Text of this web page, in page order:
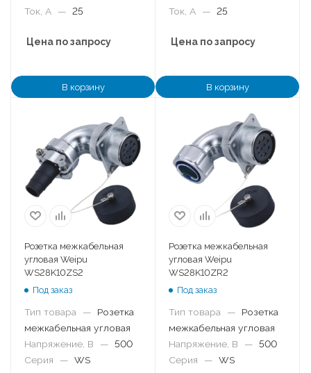
Ток, А
— 25
Цена по запросу
В корзину
Ток, А
— 25
Цена по запросу
В корзину
Розетка межкабельная
угловая Weipu
WS28K10ZS2
Под заказ
Тип товара —
Розетка
межкабельная угловая
Напряжение, В
— 500
Серия
— WS
Розетка межкабельная
угловая Weipu
WS28K10ZR2
Под заказ
Тип товара —
Розетка
межкабельная угловая
Напряжение, В
— 500
Серия
— WS